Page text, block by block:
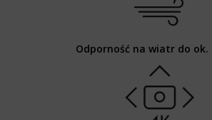
Odporność na wiatr do ok.